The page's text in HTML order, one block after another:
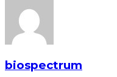
biospectrum